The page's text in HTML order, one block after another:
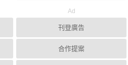
Ad
刊登廣告
合作提案